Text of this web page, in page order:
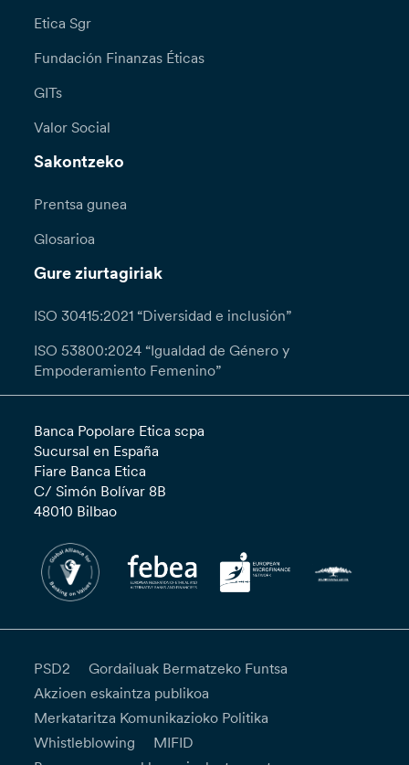
Etica Sgr
Fundación Finanzas Éticas
GITs
Valor Social
Sakontzeko
Prentsa gunea
Glosarioa
Gure ziurtagiriak
ISO 30415:2021 “Diversidad e inclusión”
ISO 53800:2024 “Igualdad de Género y
Empoderamiento Femenino”
Banca Popolare Etica scpa
Sucursal en España
Fiare Banca Etica
C/ Simón Bolívar 8B
48010 Bilbao
PSD2
Gordailuak Bermatzeko Funtsa
Akzioen eskaintza publikoa
Merkataritza Komunikazioko Politika
Whistleblowing
MIFID